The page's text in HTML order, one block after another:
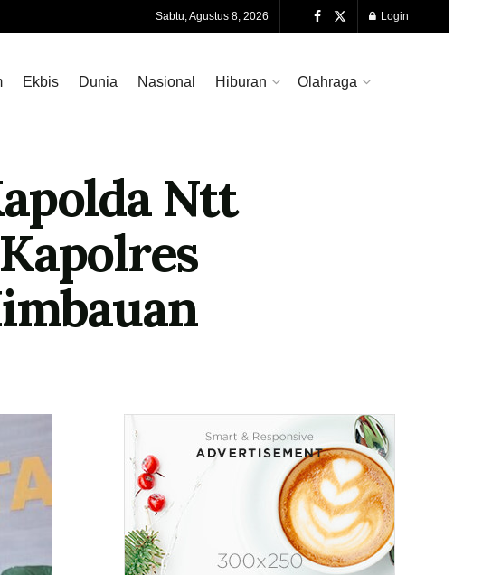
Sabtu, Agustus 8, 2026 Login
Ekbis Dunia Nasional Hiburan Olahraga
Ntt